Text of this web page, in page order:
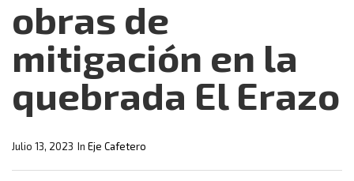
obras de
mitigación en la
quebrada El Erazo
In Eje Cafetero
Julio 13, 2023